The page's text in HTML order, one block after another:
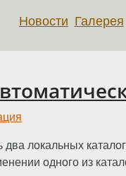
Новости Галерея
два локальных
одного из